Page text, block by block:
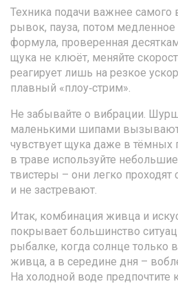
Техника подачи важнее
рывок, пауза, потом медленное
формула, проверенная
щука не клюёт, меняйте
реагирует лишь на резкое
плавный «плоу‑стрим».
Не забывайте о вибрации.
маленькими шипами
чувствует щука даже в тёмных
в траве используйте
твистеры – они легко проходят
и не застревают.
Итак, комбинация живца и
покрывает большинство
рыбалке, когда солнце только
живца, а в середине дня –
На холодной воде предпочтите